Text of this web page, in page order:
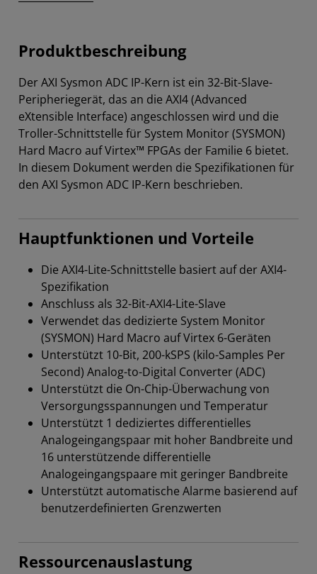
Produktbeschreibung
Der AXI Sysmon ADC IP-Kern ist ein 32-Bit-Slave-
Peripheriegerät, das an die AXI4 (Advanced
eXtensible Interface) angeschlossen wird und die
Troller-Schnittstelle für System Monitor (SYSMON)
Hard Macro auf Virtex™ FPGAs der Familie 6 bietet.
In diesem Dokument werden die Spezifikationen für
den AXI Sysmon ADC IP-Kern beschrieben.
Hauptfunktionen und Vorteile
Die AXI4-Lite-Schnittstelle basiert auf der AXI4-
Spezifikation
Anschluss als 32-Bit-AXI4-Lite-Slave
Verwendet das dedizierte System Monitor
(SYSMON) Hard Macro auf Virtex 6-Geräten
Unterstützt 10-Bit, 200-kSPS (kilo-Samples Per
Second) Analog-to-Digital Converter (ADC)
Unterstützt die On-Chip-Überwachung von
Versorgungsspannungen und Temperatur
Unterstützt 1 dediziertes differentielles
Analogeingangspaar mit hoher Bandbreite und
16 unterstützende differentielle
Analogeingangspaare mit geringer Bandbreite
Unterstützt automatische Alarme basierend auf
benutzerdefinierten Grenzwerten
Ressourcenauslastung